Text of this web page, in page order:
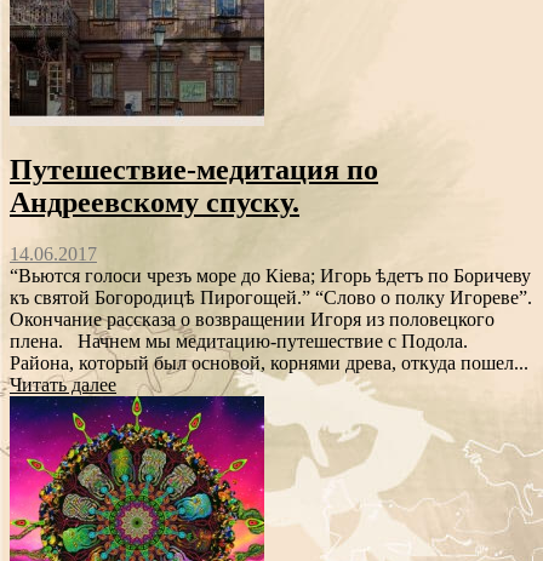
Путешествие-медитация по
Андреевскому спуску.
14.06.2017
“Вьются голоси чрезъ море до Кіева; Игорь ѣдетъ по Боричеву
къ святой Богородицѣ Пирогощей.” “Слово о полку Игореве”.
Окончание рассказа о возвращении Игоря из половецкого
плена. Начнем мы медитацию-путешествие с Подола.
Района, который был основой, корнями древа, откуда пошел...
Читать далее